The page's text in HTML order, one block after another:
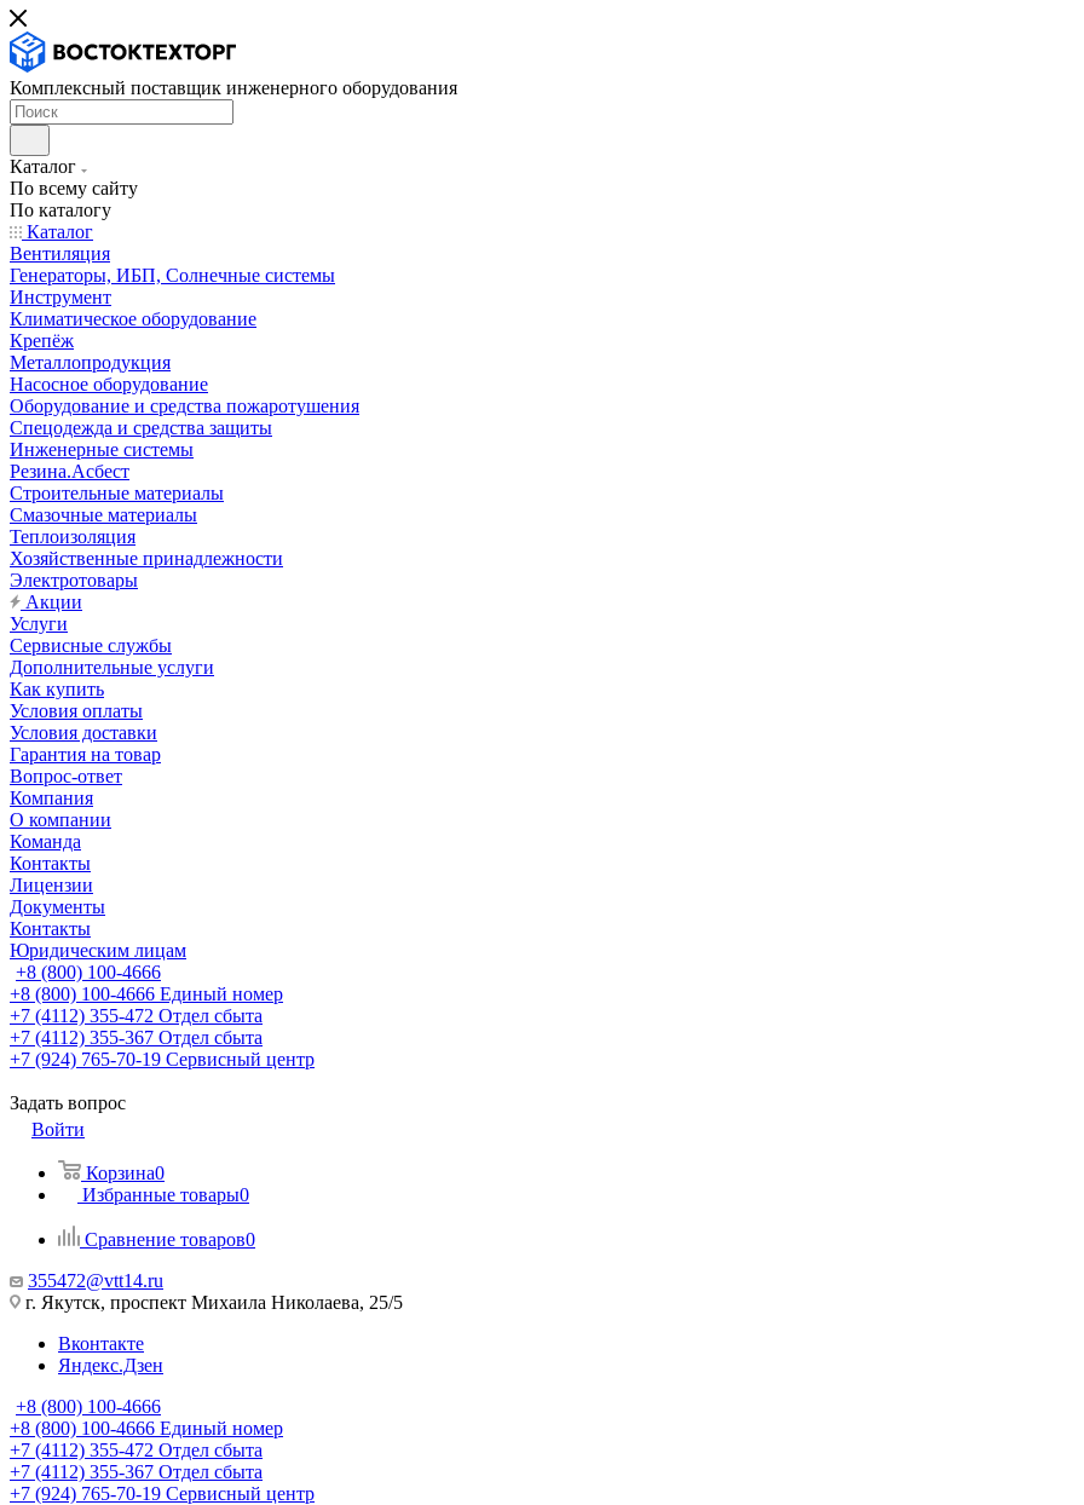
Комплексный поставщик инженерного оборудования
Каталог
По всему сайту
По каталогу
Каталог
Вентиляция
Генераторы, ИБП, Солнечные системы
Инструмент
Климатическое оборудование
Крепёж
Металлопродукция
Насосное оборудование
Оборудование и средства пожаротушения
Спецодежда и средства защиты
Инженерные системы
Резина.Асбест
Строительные материалы
Смазочные материалы
Теплоизоляция
Хозяйственные принадлежности
Электротовары
Акции
Услуги
Сервисные службы
Дополнительные услуги
Как купить
Условия оплаты
Условия доставки
Гарантия на товар
Вопрос-ответ
Компания
О компании
Команда
Контакты
Лицензии
Документы
Контакты
Юридическим лицам
+8 (800) 100-4666
+8 (800) 100-4666 Единый номер
+7 (4112) 355-472 Отдел сбыта
+7 (4112) 355-367 Отдел сбыта
+7 (924) 765-70-19 Сервисный центр
Задать вопрос
Войти
Корзина0
Избранные товары0
Сравнение товаров0
355472@vtt14.ru
г. Якутск, проспект Михаила Николаева, 25/5
Вконтакте
Яндекс.Дзен
+8 (800) 100-4666
+8 (800) 100-4666 Единый номер
+7 (4112) 355-472 Отдел сбыта
+7 (4112) 355-367 Отдел сбыта
+7 (924) 765-70-19 Сервисный центр